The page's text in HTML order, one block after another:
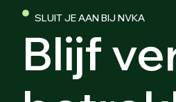
SLUIT JE AAN BIJ NVKA
Blijf